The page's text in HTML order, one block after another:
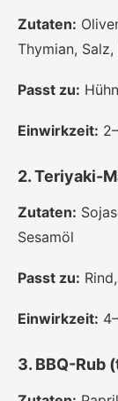
Zutaten:
Thymian,
Passt zu:
Einwirkzeit:
2. Teriyaki-
Zutaten:
Sesamöl
Passt zu:
Einwirkzeit:
3. BBQ-Rub